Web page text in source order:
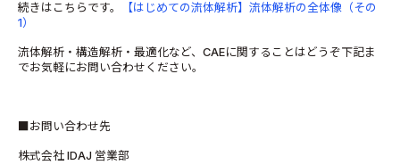
続きはこちらです。
【はじめての流体解析】流体解析の全体像（その
1）
流体解析・構造解析・最適化など、CAEに関することはどうぞ下記ま
でお気軽にお問い合わせください。
■お問い合わせ先
株式会社 IDAJ 営業部